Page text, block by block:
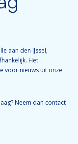
aan den IJssel,
Het
voor nieuws uit onze
Neem dan contact